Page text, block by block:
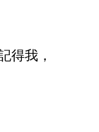
得我，